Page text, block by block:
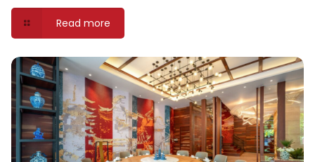
Read more